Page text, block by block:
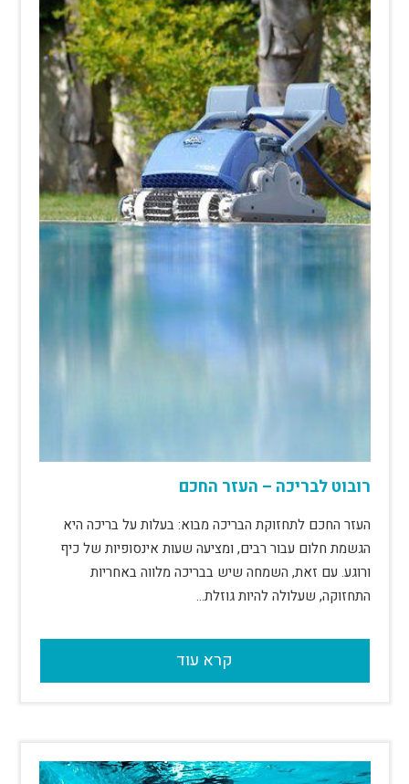
רובוט לבריכה – העזר החכם
העזר החכם לתחזוקת הבריכה מבוא: בעלות על בריכה היא
הגשמת חלום עבור רבים, ומציעה שעות אינסופיות של כיף
ורוגע. עם זאת, השמחה שיש בבריכה מלווה באחריות
התחזוקה, שעלולה להיות גוזלת…
קרא עוד